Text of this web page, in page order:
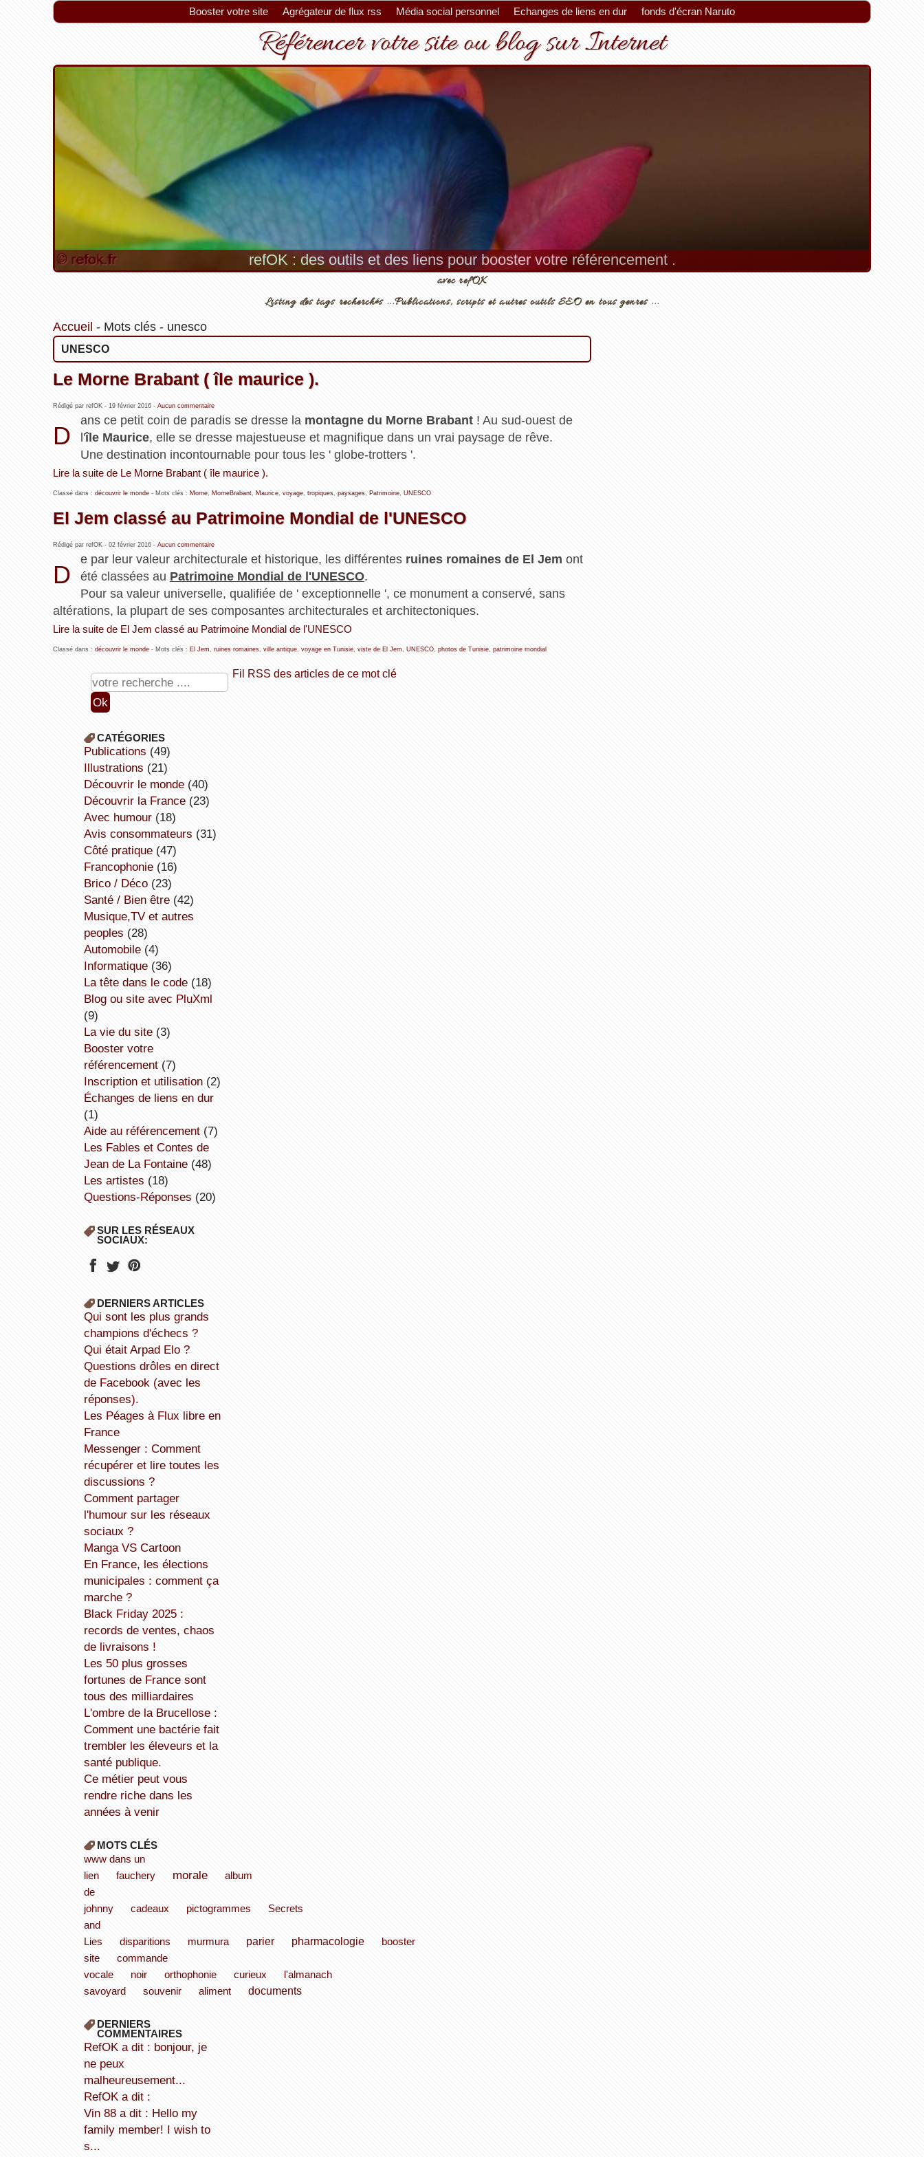
Booster votre site Agrégateur de flux rss Média social personnel Echanges de liens en dur fonds d'écran Naruto
Référencer votre site ou blog sur Internet
refOK : des outils et des liens pour booster votre référencement .
avec refOK
Listing des tags recherchés ...Publications, scripts et autres outils SEO en tous genres ...
Accueil - Mots clés- unesco
UNESCO
Le Morne Brabant ( île maurice ).
Rédigé par refOK - 19 février 2016- Aucun commentaire
D
ans ce petit coin de paradis se dresse la montagne du Morne Brabant ! Au sud-ouest de
l'île Maurice, elle se dresse majestueuse et magnifique dans un vrai paysage de rêve.
Une destination incontournable pour tous les ' globe-trotters '.
Lire la suite de Le Morne Brabant ( île maurice ).
Classé dans : découvrir le monde- Mots clés : Morne, MorneBrabant, Maurice, voyage, tropiques, paysages, Patrimoine, UNESCO
El Jem classé au Patrimoine Mondial de l'UNESCO
Rédigé par refOK - 02 février 2016- Aucun commentaire
D
e par leur valeur architecturale et historique, les différentes ruines romaines de El Jem ont
été classées au Patrimoine Mondial de l'UNESCO.
Pour sa valeur universelle, qualifiée de ' exceptionnelle ', ce monument a conservé, sans
altérations, la plupart de ses composantes architecturales et architectoniques.
Lire la suite de El Jem classé au Patrimoine Mondial de l'UNESCO
Classé dans : découvrir le monde- Mots clés : El Jem, ruines romaines, ville antique, voyage en Tunisie, viste de El Jem, UNESCO, photos de Tunisie, patrimoine mondial
Fil RSS des articles de ce mot clé
CATÉGORIES
publications (49)
illustrations (21)
découvrir le monde(40)
découvrir la France(23)
avec humour(18)
avis consommateurs (31)
côté pratique(47)
Francophonie(16)
Brico / Déco(23)
Santé / Bien être(42)
Musique,TV et autres
peoples (28)
Automobile(4)
informatique(36)
la tête dans le code(18)
Blog ou site avec PluXml
(9)
la vie du site(3)
booster votre
référencement(7)
inscription et utilisation(2)
échanges de liens en dur
(1)
aide au référencement(7)
Les Fables et Contes de
Jean de La Fontaine(48)
Les artistes (18)
Questions-Réponses (20)
SUR LES RÉSEAUX
SOCIAUX:
DERNIERS ARTICLES
Qui sont les plus grands
champions d'échecs ?
Qui était Arpad Elo ?
Questions drôles en direct
de Facebook (avec les
réponses).
Les Péages à Flux libre en
France
Messenger : Comment
récupérer et lire toutes les
discussions ?
Comment partager
l'humour sur les réseaux
sociaux ?
Manga VS Cartoon
En France, les élections
municipales : comment ça
marche ?
Black Friday 2025 :
records de ventes, chaos
de livraisons !
Les 50 plus grosses
fortunes de France sont
tous des milliardaires
L'ombre de la Brucellose :
Comment une bactérie fait
trembler les éleveurs et la
santé publique.
Ce métier peut vous
rendre riche dans les
années à venir
MOTS CLÉS
www dans un
lien
fauchery morale
album
de
johnny
cadeaux pictogrammes
Secrets
and
Lies
disparitions murmura parier pharmacologie
booster
site
commande
vocale
noir orthophonie curieux
l'almanach
savoyard
souvenir aliment documents
DERNIERS
COMMENTAIRES
refOK a dit : bonjour, je
ne peux
malheureusement...
refOK a dit :
Vin 88 a dit : Hello my
family member! I wish to
s...